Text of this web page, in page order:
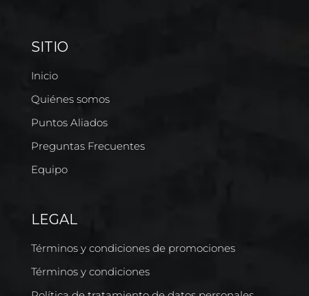
SITIO
Inicio
Quiénes somos
Puntos Aliados
Preguntas Frecuentes
Equipo
LEGAL
Términos y condiciones de promociones
Términos y condiciones